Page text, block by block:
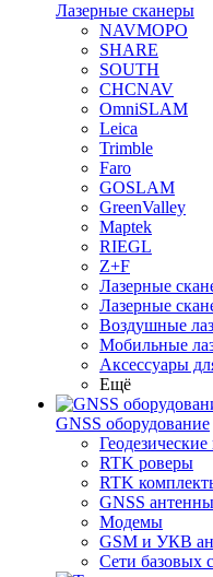
Лазерные сканеры
NAVMOPO
SHARE
SOUTH
CHCNAV
OmniSLAM
Leica
Trimble
Faro
GOSLAM
GreenValley
Maptek
RIEGL
Z+F
Лазерные
Лазерные
Воздушные
Мобильные
Аксессуары
Ещё
GNSS оборудование
RTK роверы
RTK
GNSS антенны
Модемы
GSM и УКВ
Сети базовых